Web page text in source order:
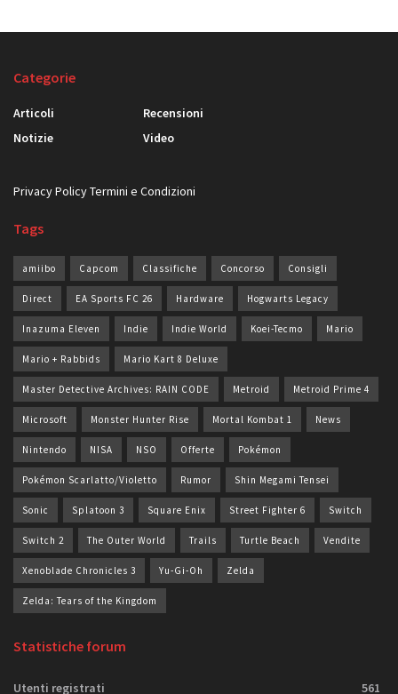
Categorie
Articoli
Notizie
Recensioni
Video
Privacy PolicyTermini e Condizioni
Tags
amiibo Capcom Classifiche Concorso Consigli
Direct EA Sports FC 26 Hardware Hogwarts Legacy
Inazuma Eleven Indie Indie World Koei-Tecmo Mario
Mario + Rabbids Mario Kart 8 Deluxe
Master Detective Archives: RAIN CODE Metroid Metroid Prime 4
Microsoft Monster Hunter Rise Mortal Kombat 1 News
Nintendo NISA NSO Offerte Pokémon
Pokémon Scarlatto/Violetto Rumor Shin Megami Tensei
Sonic Splatoon 3 Square Enix Street Fighter 6 Switch
Switch 2 The Outer World Trails Turtle Beach Vendite
Xenoblade Chronicles 3 Yu-Gi-Oh Zelda
Zelda: Tears of the Kingdom
Statistiche forum
Utenti registrati 561